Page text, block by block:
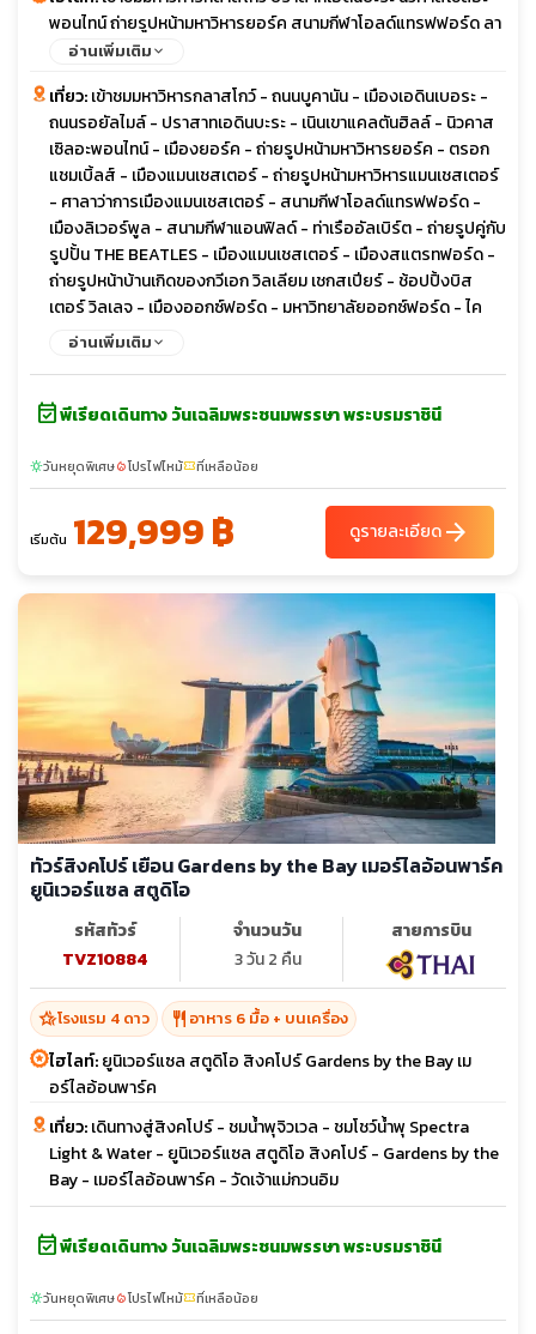
พอนไทน์ ถ่ายรูปหน้ามหาวิหารยอร์ค สนามกีฬาโอลด์แทรฟฟอร์ด ลา
ว่าการเมืองแมนเชสเตอร์ ไครสต์เชิร์ชคอลเลจ มหาวิทยาลัยออกซ์ฟ
ชวังบัคกิ้งแฮม พิเศษเมนู เป็ดย่างโฟรซีซั่น ฟิซแอนด์ชิปส์
อ่านเพิ่มเติม
เที่ยว:เข้าชมมหาวิหารกลาสโกว์ - ถนนบูคานัน - เมืองเอดินเบอระ -
ถนนรอยัลไมล์ - ปราสาทเอดินบะระ - เนินเขาแคลตันฮิลล์ - นิวคาส
เซิลอะพอนไทน์ - เมืองยอร์ค - ถ่ายรูปหน้ามหาวิหารยอร์ค - ตรอก
แชมเบิ้ลส์ - เมืองแมนเชสเตอร์ - ถ่ายรูปหน้ามหาวิหารแมนเชสเตอร์
- ศาลาว่าการเมืองแมนเชสเตอร์ - สนามกีฬาโอลด์แทรฟฟอร์ด -
เมืองลิเวอร์พูล - สนามกีฬาแอนฟิลด์ - ท่าเรืออัลเบิร์ต - ถ่ายรูปคู่กับ
รูปปั้น THE BEATLES - เมืองแมนเชสเตอร์ - เมืองสแตรทฟอร์ด -
ถ่ายรูปหน้าบ้านเกิดของกวีเอก วิลเลียม เชกสเปียร์ - ช้อปปิ้งบิส
เตอร์ วิลเลจ - เมืองออกซ์ฟอร์ด - มหาวิทยาลัยออกซ์ฟอร์ด - ไค
รสต์เชิร์ชคอลเลจ - สโตนเฮ้นจ์ - กรุงลอนดอน - จัตุรัสทราฟัลการ์
ชวังบัคกิ้งแฮม - ล่องเรือแม่น้ำเทมส์ - ถนนออกซ์ฟอร์ด
อ่านเพิ่มเติม
event_availableพีเรียดเดินทาง วันเฉลิมพระชนมพรรษา พระบรมราชินี
sunnyวันหยุดพิเศษlocal_fire_departmentโปรไฟไหม้confirmation_numberที่เหลือน้อย
เริ่มต้น 129,999 ฿ ดูรายละเอียดarrow_forward
ทัวร์สิงคโปร์ เยือน Gardens by the Bay เมอร์ไลอ้อนพาร์ค
ยูนิเวอร์แซล สตูดิโอ
รหัสทัวร์
TVZ10884
จำนวนวัน
3 วัน 2 คืน
สายการบิน
hotel_classโรงแรม 4 ดาว restaurant อาหาร 6 มื้อ + บนเครื่อง
ไฮไลท์:ยูนิเวอร์แซล สตูดิโอ สิงคโปร์ Gardens by the Bay เม
อร์ไลอ้อนพาร์ค
เที่ยว:เดินทางสู่สิงคโปร์ - ชมน้ำพุจิวเวล - ชมโชว์น้ำพุ Spectra
Light & Water - ยูนิเวอร์แซล สตูดิโอ สิงคโปร์ - Gardens by the
Bay - เมอร์ไลอ้อนพาร์ค - วัดเจ้าแม่กวนอิม
event_availableพีเรียดเดินทาง วันเฉลิมพระชนมพรรษา พระบรมราชินี
sunnyวันหยุดพิเศษlocal_fire_departmentโปรไฟไหม้confirmation_numberที่เหลือน้อย